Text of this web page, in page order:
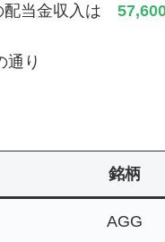
配当金収入は
通り
銘柄
AGG